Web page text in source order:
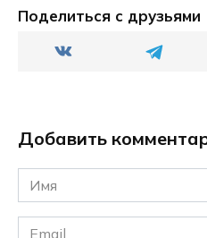
Поделиться с друзьями
Добавить
Имя
*
Email